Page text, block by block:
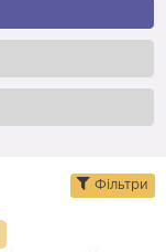
Фільтри